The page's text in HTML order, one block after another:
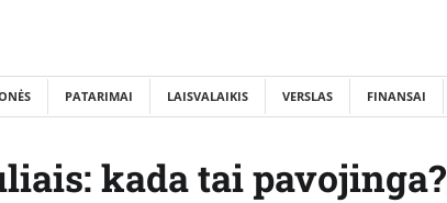
PATARIMAI LAISVALAIKIS VERSLAS FINANSAI
kada tai pavojinga?